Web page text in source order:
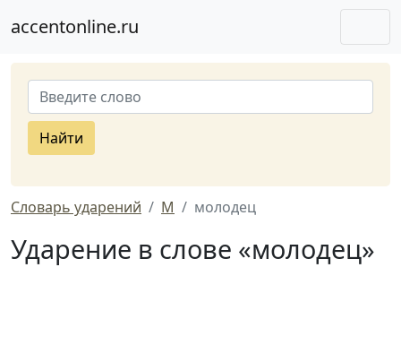
accentonline.ru
Найти
Словарь ударений М молодец
Ударение в слове «молодец»